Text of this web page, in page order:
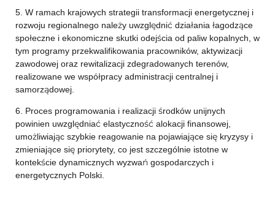
5. W ramach krajowych strategii transformacji energetycznej i
rozwoju regionalnego należy uwzględnić działania łagodzące
społeczne i ekonomiczne skutki odejścia od paliw kopalnych, w
tym programy przekwalifikowania pracowników, aktywizacji
zawodowej oraz rewitalizacji zdegradowanych terenów,
realizowane we współpracy administracji centralnej i
samorządowej.
6. Proces programowania i realizacji środków unijnych
powinien uwzględniać elastyczność alokacji finansowej,
umożliwiając szybkie reagowanie na pojawiające się kryzysy i
zmieniające się priorytety, co jest szczególnie istotne w
kontekście dynamicznych wyzwań gospodarczych i
energetycznych Polski.